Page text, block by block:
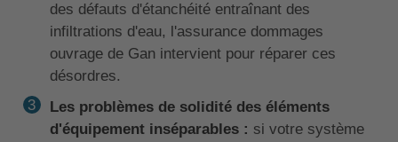
des défauts d'étanchéité entraînant des
infiltrations d'eau, l'assurance dommages
ouvrage de Gan intervient pour réparer ces
désordres.
Les problèmes de solidité des éléments
d'équipement inséparables : si votre système